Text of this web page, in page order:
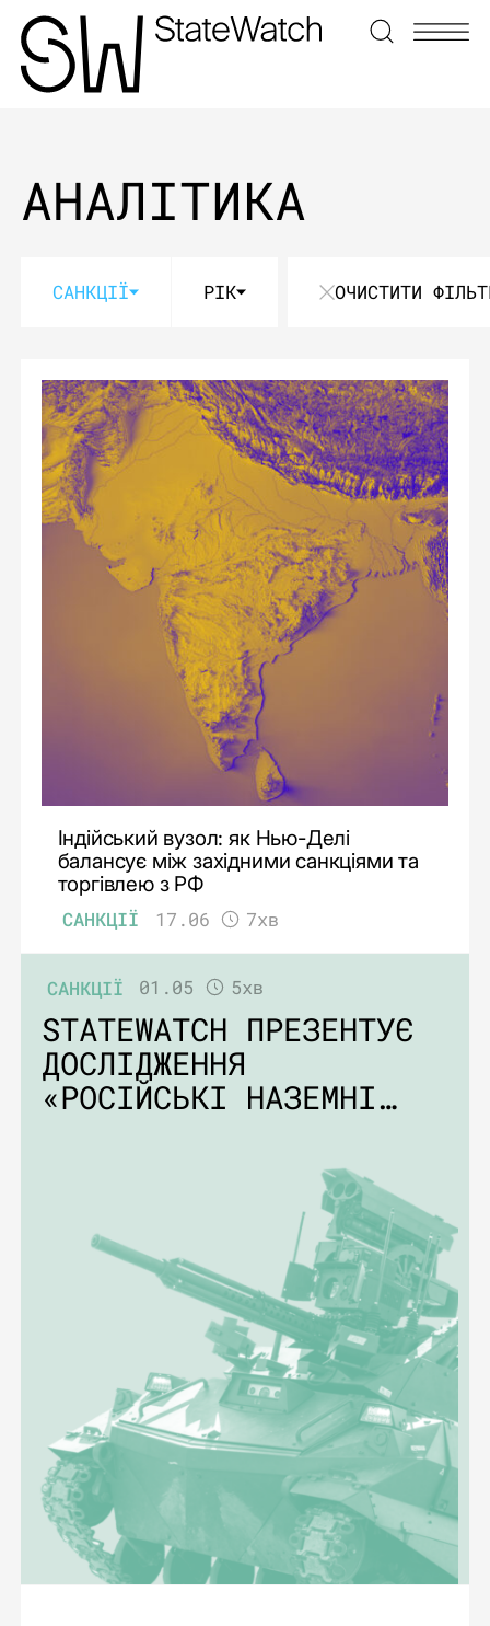
АНАЛІТИКА
САНКЦІЇ РІК ОЧИСТИТИ
Індійський вузол: як Нью-Делі
балансує між західними санкціями та
торгівлею з РФ
САНКЦІЇ 17.06 7хв
САНКЦІЇ 01.05 5хв
STATEWATCH ПРЕЗЕНТУЄ
ДОСЛІДЖЕННЯ
«РОСІЙСЬКІ НАЗЕМНІ
КОМПЛЕКСИ (НРК) У
ВІЙНІ ПРОТИ УКРАЇНИ»